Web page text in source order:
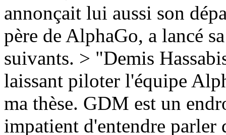
annonçait lui aussi son
père de AlphaGo, a lancé
suivants. > "Demis
laissant piloter l'équipe
ma thèse. GDM est un
impatient d'entendre parler